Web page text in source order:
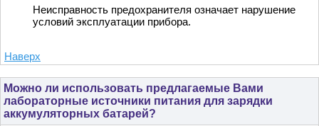
Неисправность предохранителя означает нарушение
условий эксплуатации прибора.
Наверх
Можно ли использовать предлагаемые Вами
лабораторные источники питания для зарядки
аккумуляторных батарей?